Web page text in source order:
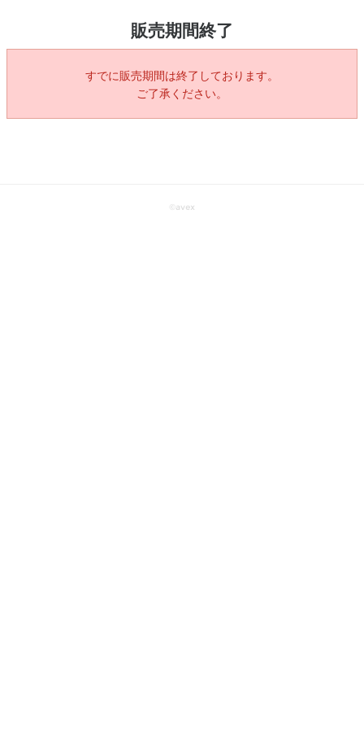
販売期間終了
すでに販売期間は終了しております。
ご了承ください。
© avex